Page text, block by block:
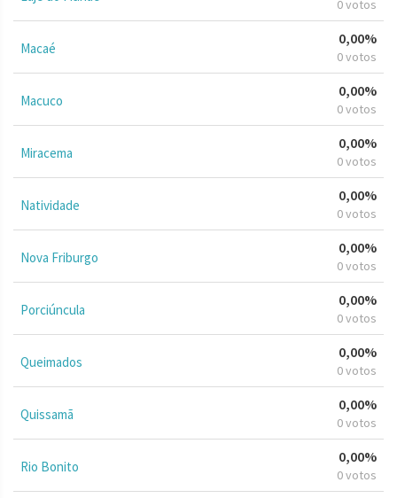
0 votos
Macaé
0,00%
0 votos
Macuco
0,00%
0 votos
Miracema
0,00%
0 votos
Natividade
0,00%
0 votos
Nova Friburgo
0,00%
0 votos
Porciúncula
0,00%
0 votos
Queimados
0,00%
0 votos
Quissamã
0,00%
0 votos
Rio Bonito
0,00%
0 votos